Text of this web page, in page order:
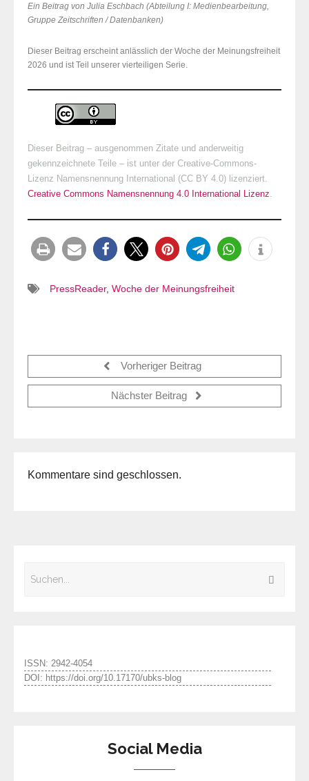
Ein Beitrag von Julia Eschbach (Abteilung I: Medienbearbeitung,
Gruppe Zeitschriften / Datenbanken)
Dieser Beitrag erscheint anlässlich der Woche der Meinungsfreiheit
2026 und ist Teil unserer vierteiligen Serie.
Dieser Beitrag – ausgenommen Zitate und anderweitig
gekennzeichnete Teile – ist unter der Creative-Commons-
Lizenz Namensnennung International (CC BY 4.0) lizenziert.
Creative Commons Namensnennung 4.0 International Lizenz
PressReader, Woche der Meinungsfreiheit
Vorheriger Beitrag
Nächster Beitrag
Kommentare sind geschlossen.
ISSN: 2942-4054
DOI: https://doi.org/10.17170/ubks-blog
Social Media